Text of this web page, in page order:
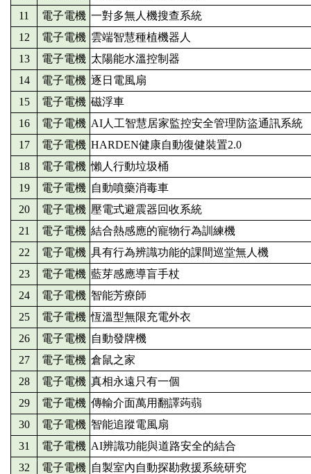
11
電子電機 一對多無人機搜查系統
12
電子電機 雲端智慧種植機器人
13
電子電機 太陽能水溫控制器
14
電子電機 逐日電風扇
15
電子電機 磁浮車
16
電子電機 AI人工智慧居家監控安全管理防盜通訊系統
17
電子電機 HARDEN健康自動復健裝置2.0
18
電子電機 懶人行動垃圾桶
19
電子電機 自動噴藥消毒車
20
電子電機 壓電式避震器回收系統
21
電子電機 結合熱感應的寵物行為訓練機
22
電子電機 具有行為辨識功能的課間巡堂無人機
23
電子電機 藍芽感應導盲手杖
24
電子電機 智能芳療師
25
電子電機 恆溫型無限充電外衣
26
電子電機 自動發牌機
27
電子電機 倉鼠之家
28
電子電機 真相永遠只有一個
29
電子電機 傳輸介面萬用翻譯蒟蒻
30
電子電機 智能追蹤電風扇
31
電子電機 AI辨識功能與道路安全的結合
32
電子電機 自製室內自動探勘救援系統研究